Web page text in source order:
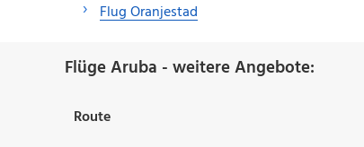
Flug Oranjestad
Flüge Aruba - weitere Angebote:
Route